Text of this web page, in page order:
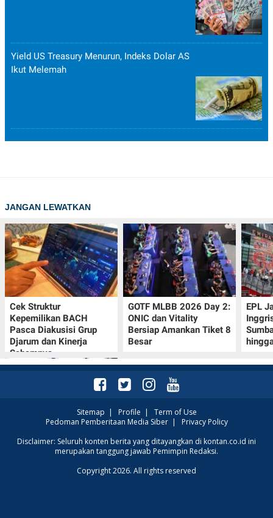
Yield US Treasury Menurun, Indeks Dolar AS
Ikut Melemah
JANGAN LEWATKAN
Cek Struktur
Kepemilikan BACH
Pasca Diakusisi Grup
Djarum dan Kinerja
Sahamnya
GOTF MLBB 2026 Day 2:
ONIC dan Vitality
Bersiap Amankan Tiket 8
Besar
EPL
Oppo A7 Pro Max Rilis
dengan Baterai 10.000
Sepanjang Sejarah Oppo
Sitemap | Profile | Term of Use
Pedoman Pemberitaan Media Siber| Privacy Policy
Disclaimer: Seluruh konten berita yang ditayangkan di kontan.co.id ini
merupakan tanggung jawab Pemimpin Redaksi.
Copyright 2026. All rights reserved